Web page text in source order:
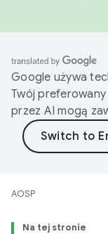
Google używa
Twój preferowany
przez AI mogą
AOSP
Na tej stronie